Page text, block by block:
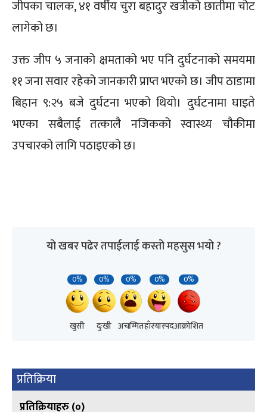
जीपका चालक, ४१ वर्षीय चुरा बहादुर खत्रीको छातीमा चोट
लागेको छ।
उक्त जीप ५ जनाको क्षमताको भए पनि दुर्घटनाको समयमा
११ जना सवार रहेको जानकारी प्राप्त भएको छ। जीप ठाडामा
बिहान ९:२५ बजे दुर्घटना भएको थियो। दुर्घटनामा घाइते
भएका सबैलाई तत्कालै नजिकको स्वास्थ्य चौकीमा
उपचारको लागि पठाइएको छ।
यो खबर पढेर तपाईलाई कस्तो महसुस भयो ?
0%
खुसी
0%
दुःखी
0%
अचम्मित
0%
हाँस्यास्पद
0%
आक्रोशित
प्रतिक्रिया
प्रतिक्रियाहरु (०)